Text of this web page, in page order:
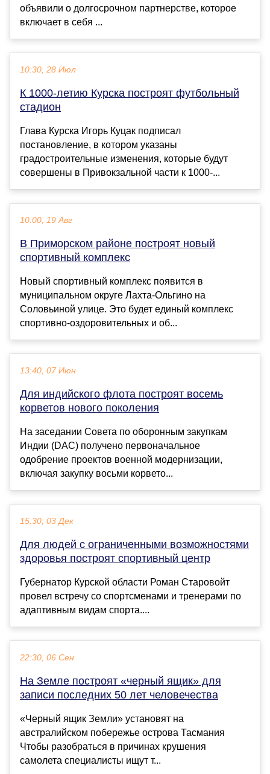
объявили о долгосрочном партнерстве, которое
включает в себя ...
10:30, 28 Июл
К 1000-летию Курска построят футбольный
стадион
Глава Курска Игорь Куцак подписал
постановление, в котором указаны
градостроительные изменения, которые будут
совершены в Привокзальной части к 1000-...
10:00, 19 Авг
В Приморском районе построят новый
спортивный комплекс
Новый спортивный комплекс появится в
муниципальном округе Лахта-Ольгино на
Соловьиной улице. Это будет единый комплекс
спортивно-оздоровительных и об...
13:40, 07 Июн
Для индийского флота построят восемь
корветов нового поколения
На заседании Совета по оборонным закупкам
Индии (DAC) получено первоначальное
одобрение проектов военной модернизации,
включая закупку восьми корвето...
15:30, 03 Дек
Для людей с ограниченными возможностями
здоровья построят спортивный центр
Губернатор Курской области Роман Старовойт
провел встречу со спортсменами и тренерами по
адаптивным видам спорта....
22:30, 06 Сен
На Земле построят «черный ящик» для
записи последних 50 лет человечества
«Черный ящик Земли» установят на
австралийском побережье острова Тасмания
Чтобы разобраться в причинах крушения
самолета специалисты ищут т...